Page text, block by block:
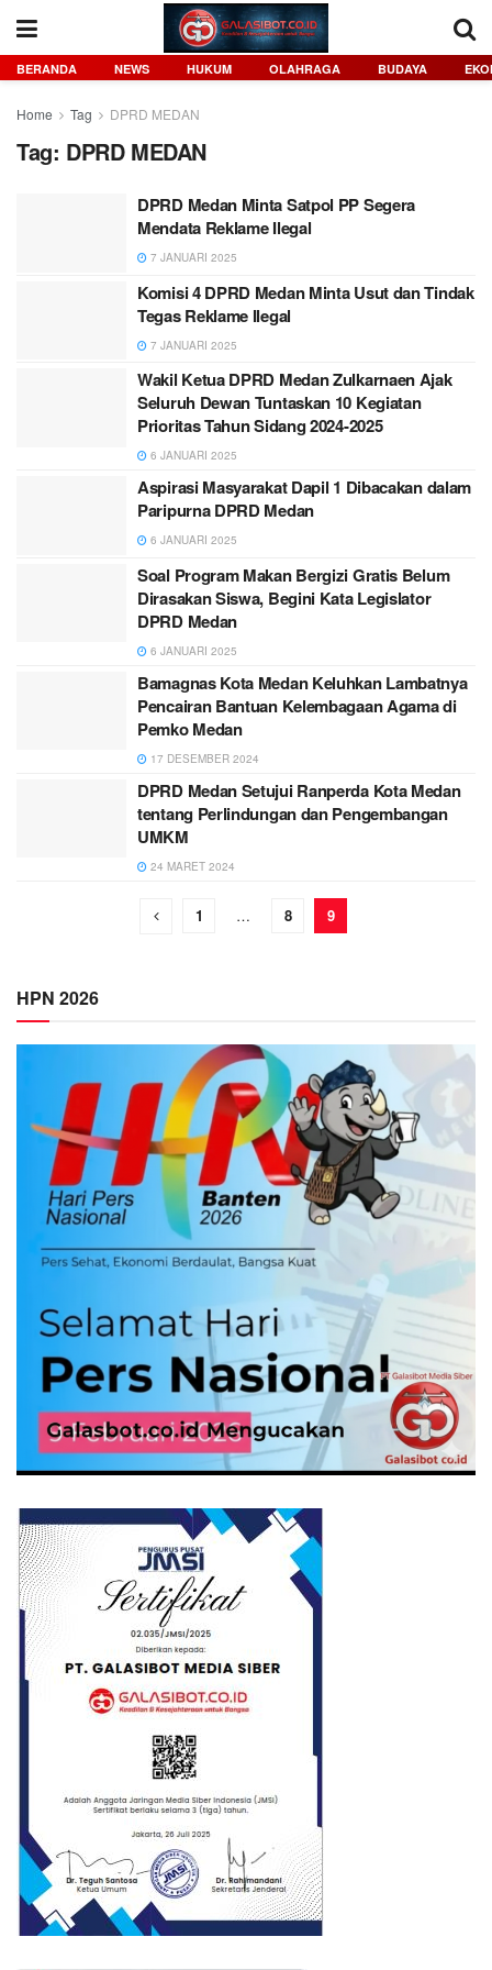
BERANDA NEWS HUKUM OLAHRAGA BUDAYA
Home Tag DPRD MEDAN
Tag: DPRD MEDAN
DPRD Medan Minta Satpol PP Segera
Mendata Reklame Ilegal
7 JANUARI 2025
Komisi 4 DPRD Medan Minta Usut dan Tindak
Tegas Reklame Ilegal
7 JANUARI 2025
Wakil Ketua DPRD Medan Zulkarnaen Ajak
Seluruh Dewan Tuntaskan 10 Kegiatan
Prioritas Tahun Sidang 2024-2025
6 JANUARI 2025
Aspirasi Masyarakat Dapil 1 Dibacakan dalam
Paripurna DPRD Medan
6 JANUARI 2025
Soal Program Makan Bergizi Gratis Belum
Dirasakan Siswa, Begini Kata Legislator
DPRD Medan
6 JANUARI 2025
Bamagnas Kota Medan Keluhkan Lambatnya
Pencairan Bantuan Kelembagaan Agama di
Pemko Medan
17 DESEMBER 2024
DPRD Medan Setujui Ranperda Kota Medan
tentang Perlindungan dan Pengembangan
UMKM
24 MARET 2024
1 … 8 9
HPN 2026